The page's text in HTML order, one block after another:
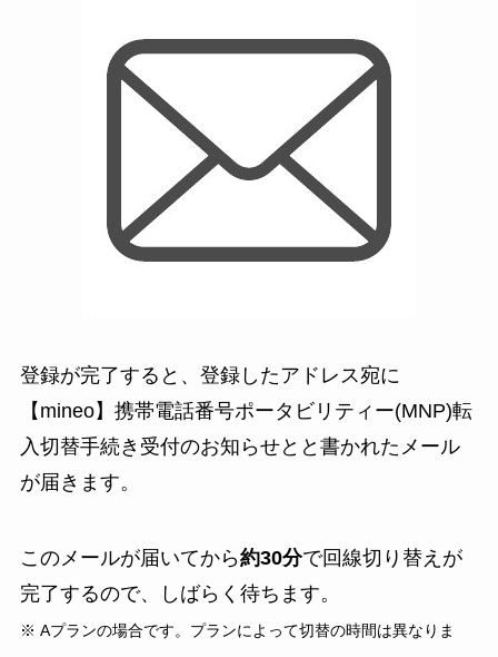
登録が完了すると、登録したアドレス宛に
【mineo】携帯電話番号ポータビリティ ー(MNP)転
入切替手続き受付のお知らせとと書かれたメール
が届きます。
このメールが届いてから約30分で回線切り替えが
完了するので、しばらく待ちます。
※ Aプランの場合です。プランによって切替の時間は異なりま